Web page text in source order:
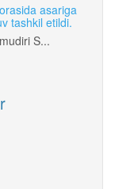
asariga
tashkil etildi.
S...